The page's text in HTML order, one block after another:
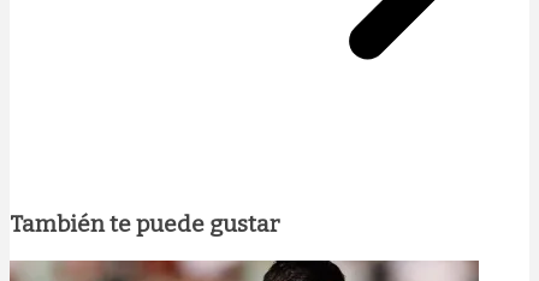
También te puede gustar